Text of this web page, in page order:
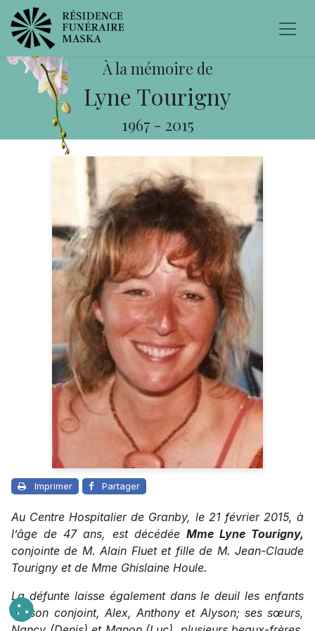
À la mémoire de
Lyne Tourigny
1967 - 2015
Imprimer Partager
Au Centre Hospitalier de Granby, le 21 février 2015, à
l’âge de 47 ans, est décédée Mme Lyne Tourigny,
conjointe de M. Alain Fluet et fille de M. Jean-Claude
Tourigny et de Mme Ghislaine Houle.
La défunte laisse également dans le deuil les enfants
de son conjoint, Alex, Anthony et Alyson; ses sœurs,